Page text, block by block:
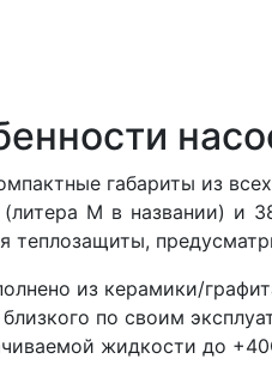
габариты из
М в названии) и
теплозащиты,
из керамики/
по своим
жидкости до